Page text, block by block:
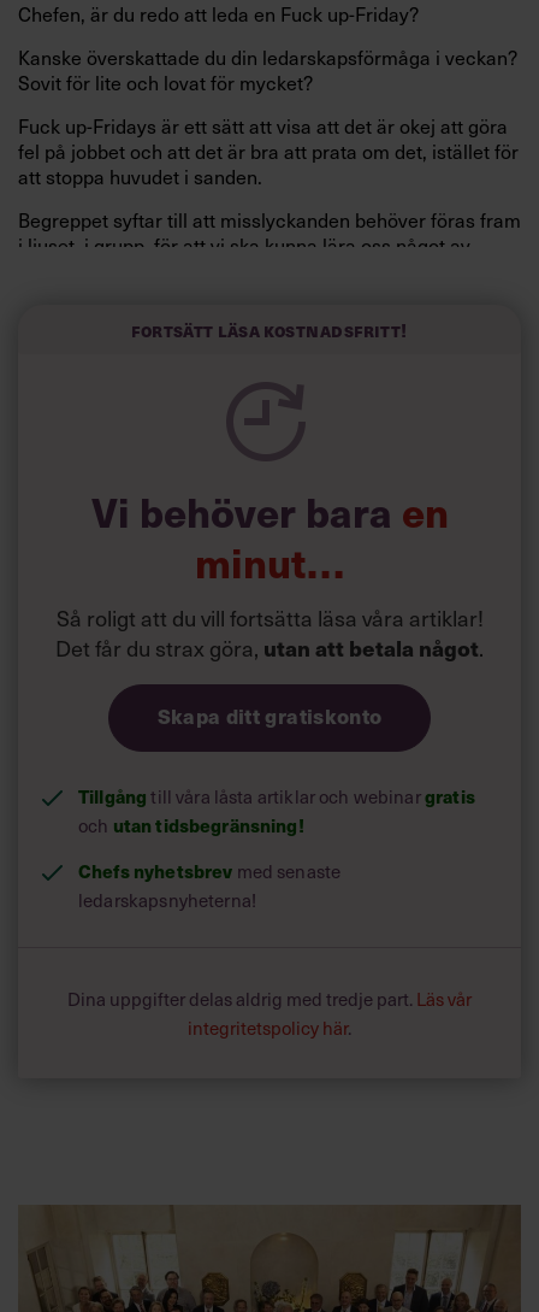
Chefen, är du redo att leda en Fuck up-Friday?
Kanske överskattade du din ledarskapsförmåga i veckan?
Sovit för lite och lovat för mycket?
Fuck up-Fridays är ett sätt att visa att det är okej att göra
fel på jobbet och att det är bra att prata om det, istället för
att stoppa huvudet i sanden.
Begreppet syftar till att misslyckanden behöver föras fram
i ljuset, i grupp, för att vi ska kunna lära oss något av
Fortsätt läsa kostnadsfritt!
Vi behöver bara en
minut…
Så roligt att du vill fortsätta läsa våra artiklar!
Det får du strax göra, utan att betala något.
Skapa ditt gratiskonto
Tillgång till våra låsta artiklar och webinargratis
och utan tidsbegränsning!
Chefs nyhetsbrev med senaste
ledarskapsnyheterna!
Dina uppgifter delas aldrig med tredje part. Läs vår
integritetspolicy här.